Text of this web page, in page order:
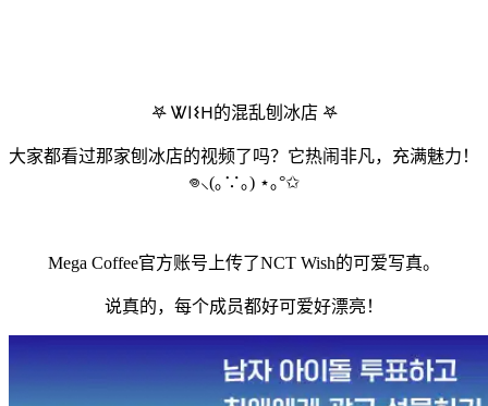
𖤐 Ꮤ𐌉𐌔𐋏的混乱刨冰店 𖤐
大家都看过那家刨冰店的视频了吗？它热闹非凡，充满魅力！
𖦹⸜(｡∵｡) ⋆｡°✩
Mega Coffee官方账号上传了NCT Wish的可爱写真。
说真的，每个成员都好可爱好漂亮！